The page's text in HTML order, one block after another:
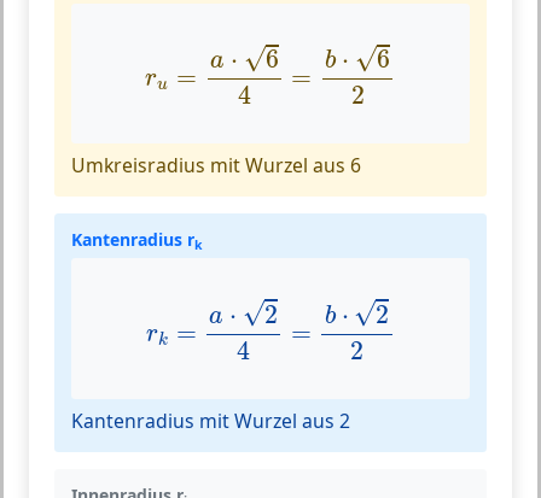
ru =
a ⋅ √6
4
=
b ⋅ √6
2
64 6
Umkreisradius mit Wurzel aus 6
Kantenradius rk
rk =
a ⋅ √2
4
=
b ⋅ √2
2
24 2
Kantenradius mit Wurzel aus 2